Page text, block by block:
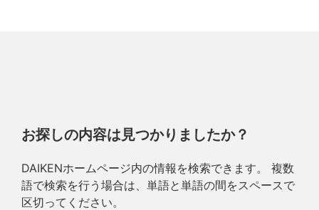
お探しの内容は見つかりましたか？
DAIKENホームページ内の情報を検索できます。 複数
語で検索を行う場合は、単語と単語の間をスペースで
区切ってください。